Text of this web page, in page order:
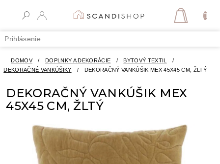
Prihlásenie
DOMOV / DOPLNKY A DEKORÁCIE / BYTOVÝ TEXTIL
/
DEKORAČNÉ VANKÚŠIKY
/ DEKORAČNÝ VANKÚŠIK MEX 45X45 CM, ŽLTÝ
DEKORAČNÝ VANKÚŠIK MEX
45X45 CM, ŽLTÝ